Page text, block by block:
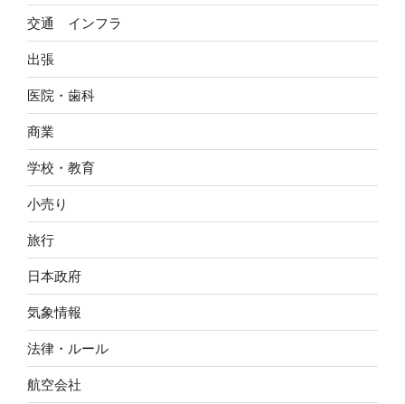
交通 インフラ
出張
医院・歯科
商業
学校・教育
小売り
旅行
日本政府
気象情報
法律・ルール
航空会社